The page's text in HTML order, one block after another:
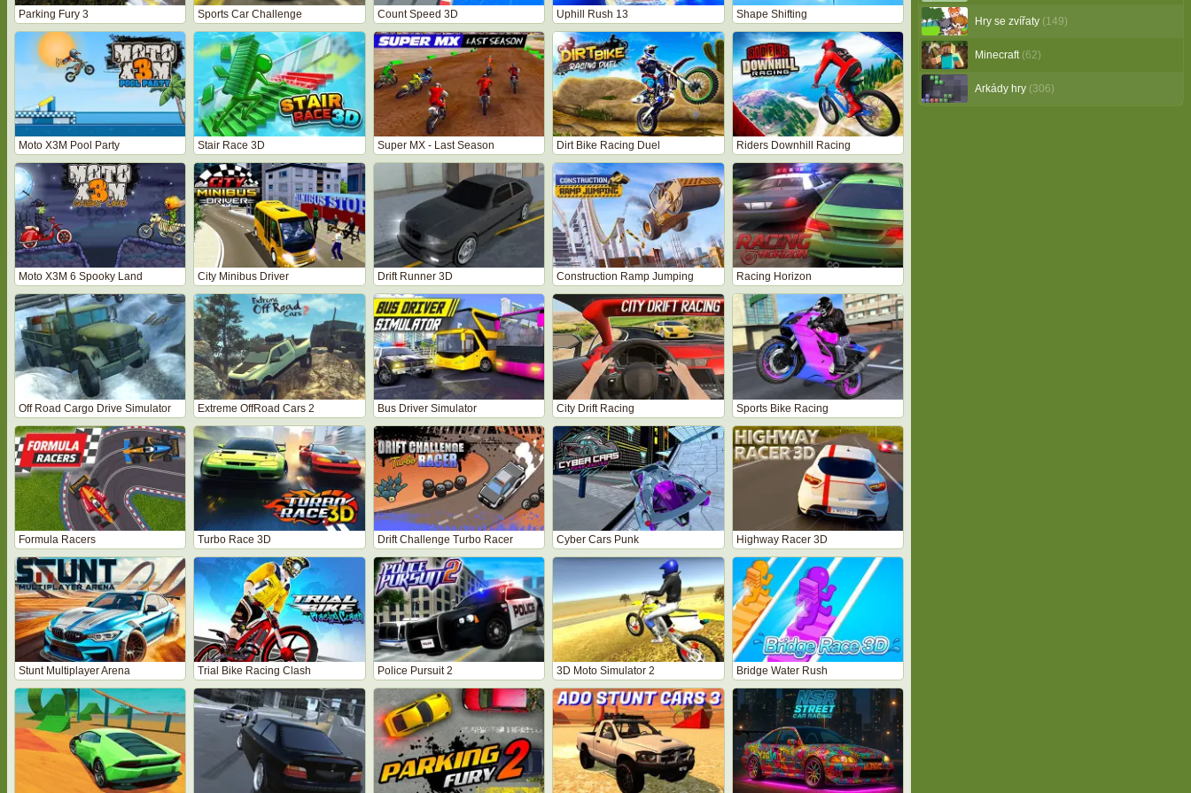
Parking Fury 3 Sports Car Challenge Count Speed 3D Uphill Rush 13 Shape Shifting
Moto X3M Pool Party Stair Race 3D Super MX - Last Season Dirt Bike Racing Duel Riders Downhill Racing
Moto X3M 6 Spooky Land City Minibus Driver Drift Runner 3D Construction Ramp Jumping Racing Horizon
Off Road Cargo Drive Simulator Extreme OffRoad Cars 2 Bus Driver Simulator City Drift Racing Sports Bike Racing
Formula Racers Turbo Race 3D Drift Challenge Turbo Racer Cyber Cars Punk Highway Racer 3D
Stunt Multiplayer Arena Trial Bike Racing Clash Police Pursuit 2 3D Moto Simulator 2 Bridge Water Rush
Hry se zvířaty (149)
Minecraft (62)
Arkády hry (306)